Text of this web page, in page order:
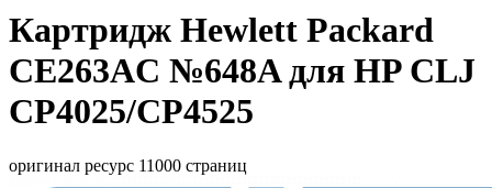
Картридж Hewlett Packard
CE263AC №648A для HP CLJ
CP4025/CP4525
оригинал ресурс 11000 страниц